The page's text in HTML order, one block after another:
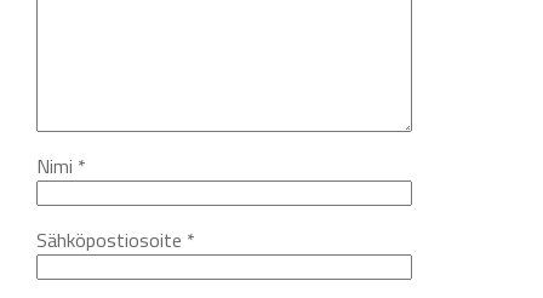
Nimi *
Sähköpostiosoite *